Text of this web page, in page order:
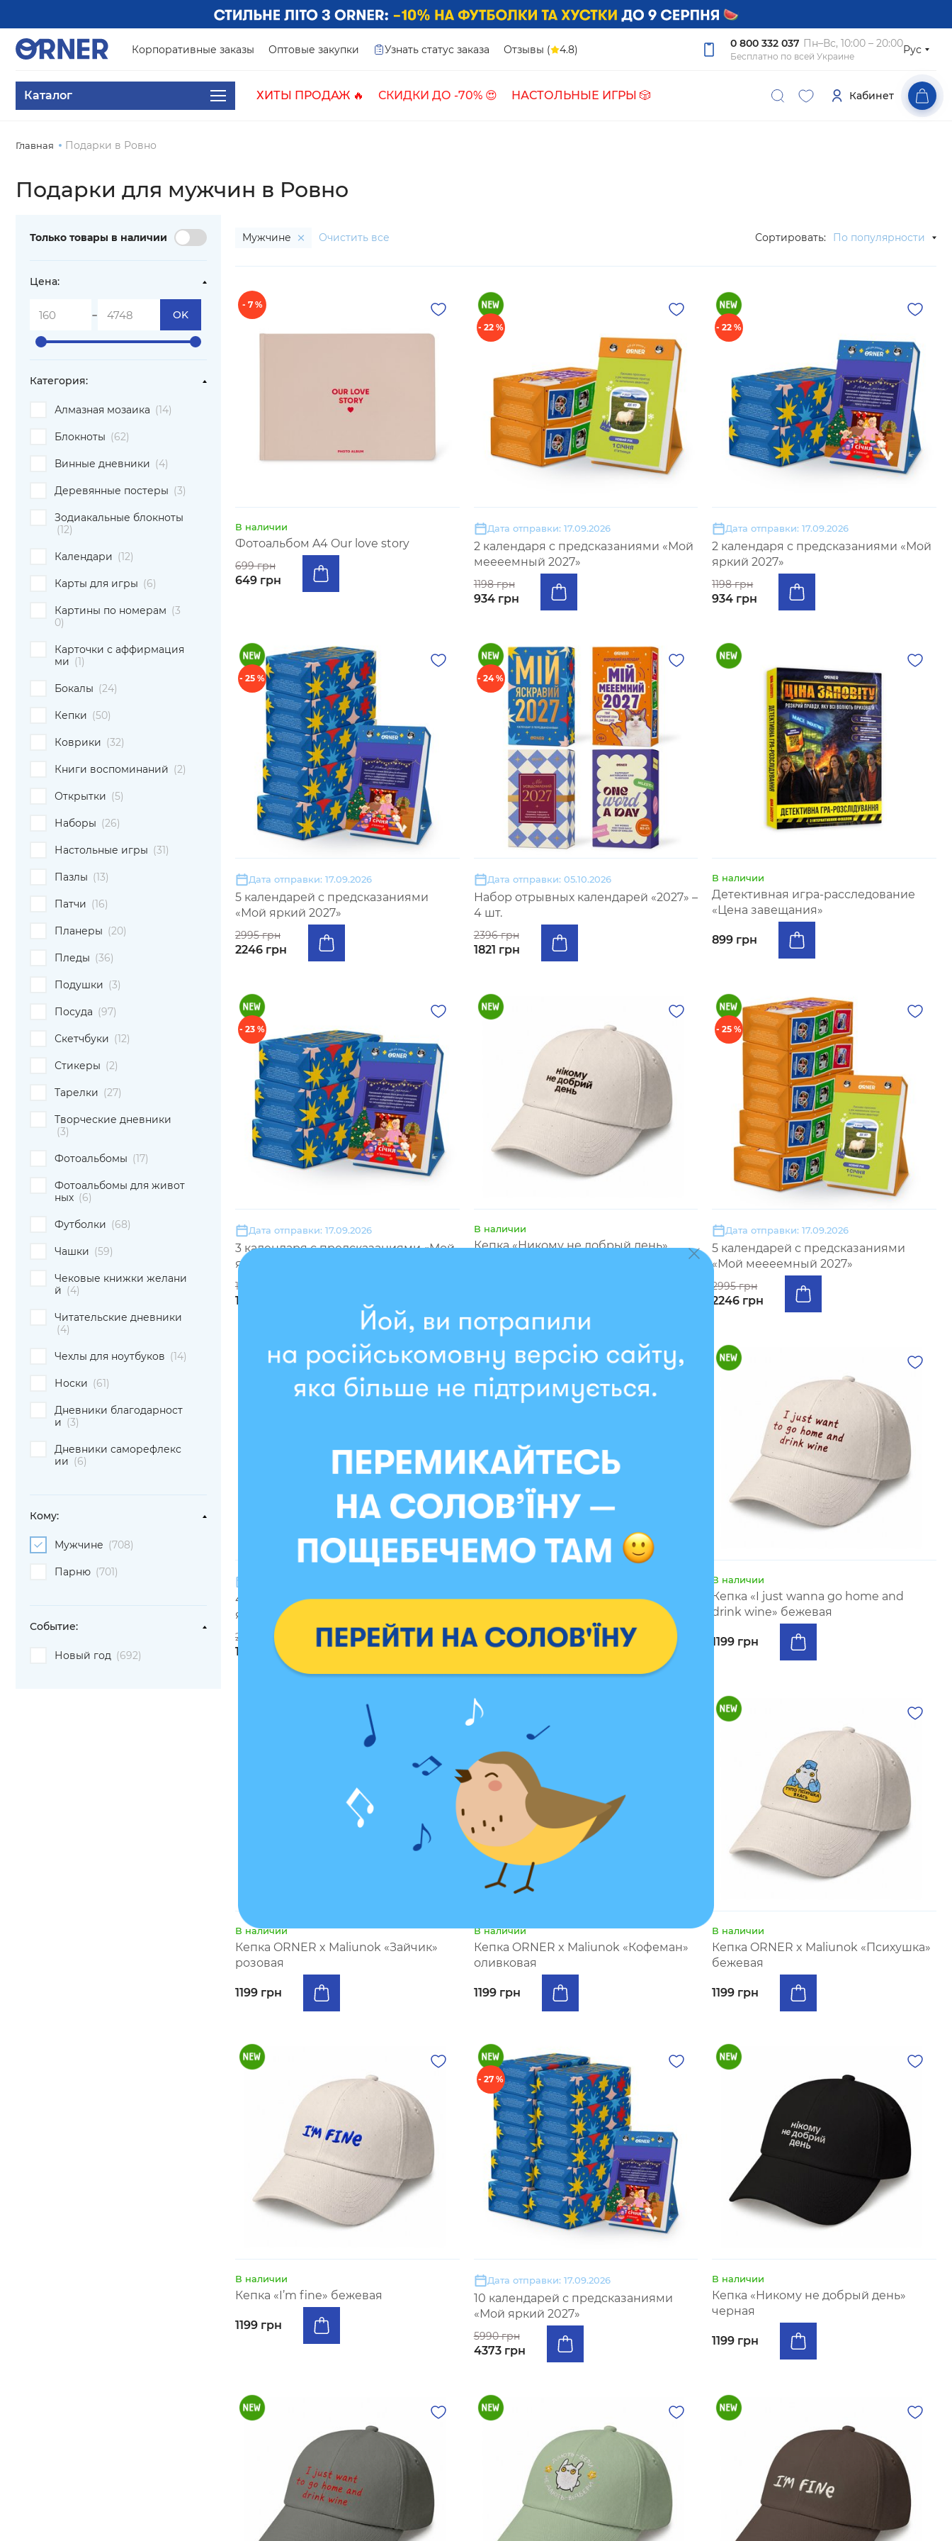
Корпоративные заказы Оптовые закупки Узнать статус заказа Отзывы ( 4.8) 0 800 332 037 Пн–Вс, 10:00 – 20:00
Бесплатно по всей Украине
Рус
Каталог ХИТЫ ПРОДАЖ 🔥 СКИДКИ ДО -70% 😍 НАСТОЛЬНЫЕ ИГРЫ 🎲 Кабинет
Главная Подарки в Ровно
Подарки для мужчин в Ровно
Только товары в наличии
Цена:
- OK
Категория:
Алмазная мозаика (14)
Блокноты (62)
Винные дневники (4)
Деревянные постеры (3)
Зодиакальные блокноты
(12)
Календари (12)
Карты для игры (6)
Картины по номерам (3
0)
Карточки с аффирмация
ми (1)
Бокалы (24)
Кепки (50)
Коврики (32)
Книги воспоминаний (2)
Открытки (5)
Наборы (26)
Настольные игры (31)
Пазлы (13)
Патчи (16)
Планеры (20)
Пледы (36)
Подушки (3)
Посуда (97)
Скетчбуки (12)
Стикеры (2)
Тарелки (27)
Творческие дневники
(3)
Фотоальбомы (17)
Фотоальбомы для живот
ных (6)
Футболки (68)
Чашки (59)
Чековые книжки желани
й (4)
Читательские дневники
(4)
Чехлы для ноутбуков (14)
Носки (61)
Дневники благодарност
и (3)
Дневники саморефлекс
ии (6)
Кому:
Мужчине (708)
Парню (701)
Событие:
Новый год (692)
Мужчине Очистить все Сортировать: По популярности
- 7 %
В наличии
Фотоальбом A4 Our love story
699 грн
649 грн
- 22 %
Дата отправки: 17.09.2026
2 календаря с предсказаниями «Мой
меееемный 2027»
1198 грн
934 грн
- 22 %
Дата отправки: 17.09.2026
2 календаря с предсказаниями «Мой
яркий 2027»
1198 грн
934 грн
- 25 %
Дата отправки: 17.09.2026
5 календарей с предсказаниями
«Мой яркий 2027»
2995 грн
2246 грн
- 24 %
Дата отправки: 05.10.2026
Набор отрывных календарей «2027» –
4 шт.
2396 грн
1821 грн
В наличии
Детективная игра-расследование
«Цена завещания»
899 грн
- 23 %
Дата отправки: 17.09.2026
3 календаря с предсказаниями «Мой
яркий 2027»
1797 грн
1384 грн
В наличии
Кепка «Никому не добрый день»
- 25 %
Дата отправки: 17.09.2026
5 календарей с предсказаниями
«Мой меееемный 2027»
2995 грн
2246 грн
4 календаря с предсказаниями «Мой
яркий 2027»
2396 грн
1821 грн
Кепка «Никому не добрый день»
1199 грн
В наличии
Кепка «I just wanna go home and
drink wine» бежевая
1199 грн
В наличии
Кепка ORNER x Maliunok «Зайчик»
розовая
1199 грн
В наличии
Кепка ORNER x Maliunok «Кофеман»
оливковая
1199 грн
В наличии
Кепка ORNER x Maliunok «Психушка»
бежевая
1199 грн
В наличии
Кепка «I’m fine» бежевая
1199 грн
- 27 %
Дата отправки: 17.09.2026
10 календарей с предсказаниями
«Мой яркий 2027»
5990 грн
4373 грн
В наличии
Кепка «Никому не добрый день»
черная
1199 грн